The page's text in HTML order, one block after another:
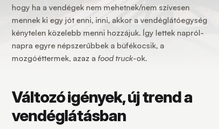
hogy ha a vendégek nem mehetnek/nem szívesen
mennek ki egy jót enni, inni, akkor a vendéglátóegység
kénytelen közelebb menni hozzájuk. Így lettek napról-
napra egyre népszerűbbek a büfékocsik, a
mozgóéttermek, azaz a food truck-ok.
Változó igények, új trend a
vendéglátásban